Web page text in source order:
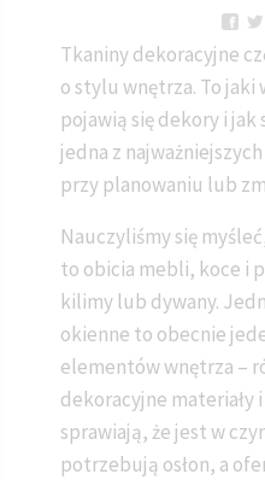
Tkaniny dekoracyjne
o stylu wnętrza. To
pojawią się dekory i
jedna z
przy planowaniu lub
Nauczyliśmy się
to obicia mebli, koce i
kilimy lub dywany.
okienne to obecnie
elementów wnętrza –
dekoracyjne materiały
sprawiają, że jest w
potrzebują osłon, a